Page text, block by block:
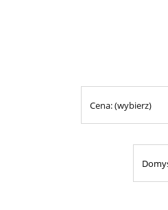
Cena: (wybierz)